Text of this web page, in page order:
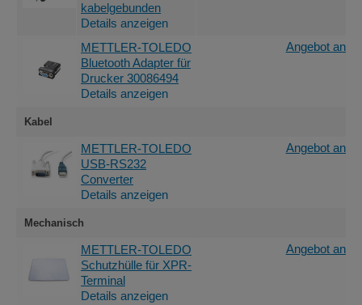
kabelgebunden
Details anzeigen
METTLER-TOLEDO
Bluetooth Adapter für
Drucker 30086494
Details anzeigen
Angebot
Kabel
METTLER-TOLEDO
USB-RS232
Converter
Details anzeigen
Angebot
Mechanisch
METTLER-TOLEDO
Schutzhülle für XPR-
Terminal
Details anzeigen
Angebot